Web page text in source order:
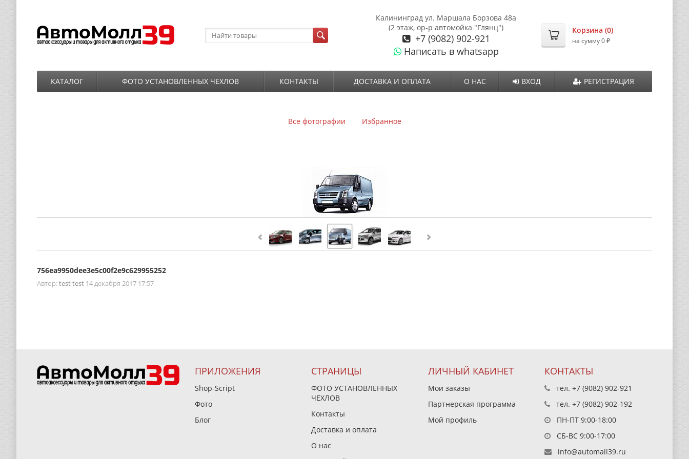
Калининград ул. Маршала Борзова 48а
(2 этаж, ор-р автомойка "Глянц")
+7 (9082) 902-921
Написать в whatsapp
Корзина (0)
на сумму0₽
КАТАЛОГ ФОТО УСТАНОВЛЕННЫХ ЧЕХЛОВ КОНТАКТЫ ДОСТАВКА И ОПЛАТА О НАС ВХОД РЕГИСТРАЦИЯ
Все фотографии Избранное
756ea9950dee3e5c00f2e9c629955252
Автор:test test 14 декабря 2017 17:57
ПРИЛОЖЕНИЯ
Shop-Script
Фото
Блог
СТРАНИЦЫ
ФОТО УСТАНОВЛЕННЫХ
ЧЕХЛОВ
Контакты
Доставка и оплата
О нас
ЛИЧНЫЙ КАБИНЕТ
Мои заказы
Партнерская программа
Мой профиль
КОНТАКТЫ
тел.+7 (9082) 902-921
тел.+7 (9082) 902-192
ПН-ПТ 9:00-18:00
СБ-ВС 9:00-17:00
info@automall39.ru